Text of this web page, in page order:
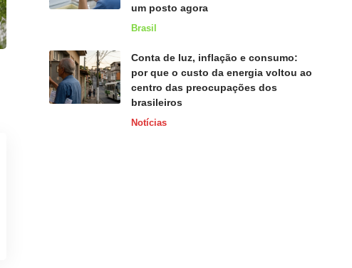
um posto agora
Brasil
Conta de luz, inflação e consumo:
por que o custo da energia voltou ao
centro das preocupações dos
brasileiros
Notícias